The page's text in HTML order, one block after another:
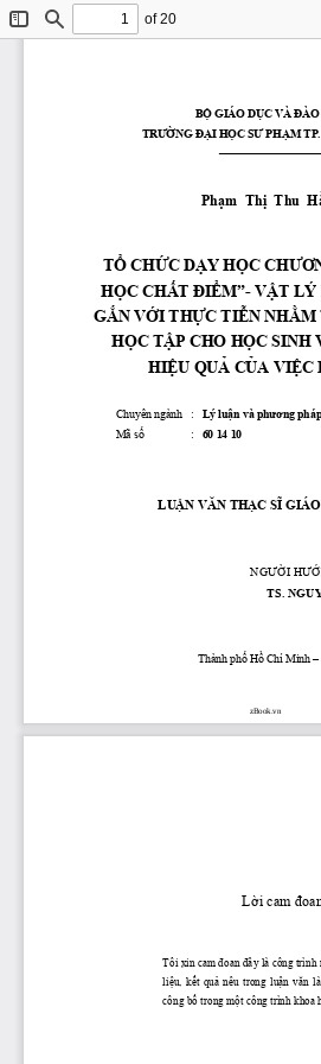
ToggleFind
of 20
BỘ GIÁO DỤC VÀ Đ
TRƯỜNG ĐẠI HỌC SƯ PHẠM
Phạm  Thị
  Thu  H
TỔ CHỨC DẠY HỌC CHƯƠ
HỌC CHẤT ĐIỂM”- VẬT LÝ
GẮN VỚI THỰC TIỄN NHẰM
HỌC TẬP CHO HỌC SINH
HIỆU QUẢ CỦA VIỆC
Chuyên ngành   : Lý luận và phương
Mã số
                :
60 14 10
LUẬN VĂN THẠC SĨ
NGƯỜI HƯỚ
TS.
Thành phố Hồ Chí Minh –
zBook.vn
Lời cam đ
Tôi xin cam đoan đây là công trình
liệu,  kết  quả
  nêu  trong  lu
ận  văn
công bố trong một công trình khoa h